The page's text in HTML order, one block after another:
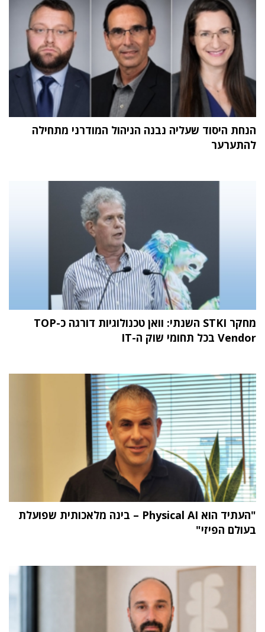
הנחת היסוד שעליה נבנה הניהול המודרני מתחילה
להתערער
מחקר STKI השנתי: וואן טכנולוגיות דורגה כ-TOP
Vendor בכל תחומי שוק ה-IT
"העתיד הוא Physical AI – בינה מלאכותית שפועלת
בעולם הפיזי"